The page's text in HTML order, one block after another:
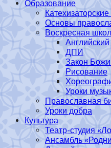
Образование
Основы
Воскресная
ДПИ
Закон
Рисование
Уроки
Православная
Уроки добра
Культура
Театр-студия
Ансамбль